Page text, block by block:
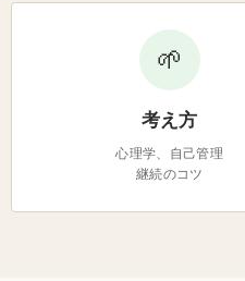
🌱
考え方
心理学、自己管理
継続のコツ